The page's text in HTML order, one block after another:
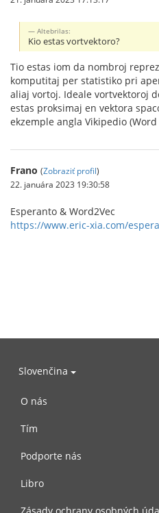
Altebrilas:
Kio estas vortvektoro?
Tio estas iom da nombroj
komputitaj per statistiko pri
aliaj vortoj. Ideale vortvektoroj
estas proksimaj en vektora
ekzemple angla Vikipedio
Frano (Zobraziť profil)
22. januára 2023 19:30:58
Esperanto & Word2Vec
https://www.eric-xia.com/
Slovenčina
O nás
Tím
Podporte nás
Libro